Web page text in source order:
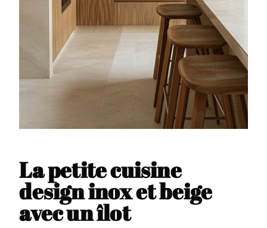
La petite cuisine
design inox et beige
avec un îlot